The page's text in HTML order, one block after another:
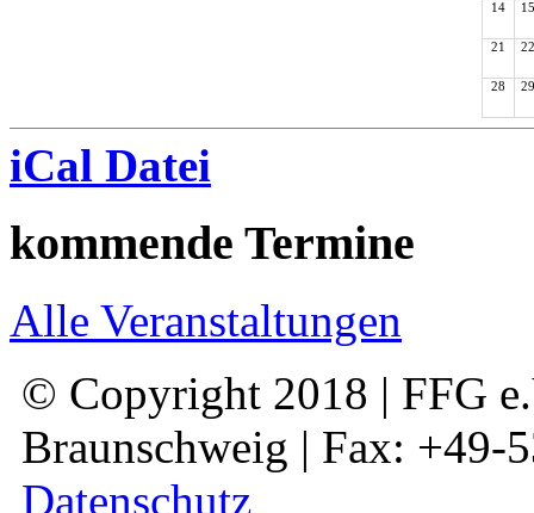
14 15
21 22
28 29
iCal Datei
kommende Termine
Alle Veranstaltungen
© Copyright 2018 | FFG
Braunschweig | Fax: +49-
Datenschutz